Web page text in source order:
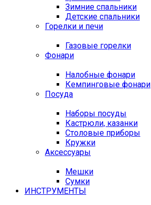
Зимние спальники
Детские спальники
Горелки и печи
Газовые горелки
Фонари
Налобные фонари
Кемпинговые фонари
Посуда
Наборы посуды
Кастрюли, казанки
Столовые приборы
Кружки
Аксессуары
Мешки
Сумки
ИНСТРУМЕНТЫ